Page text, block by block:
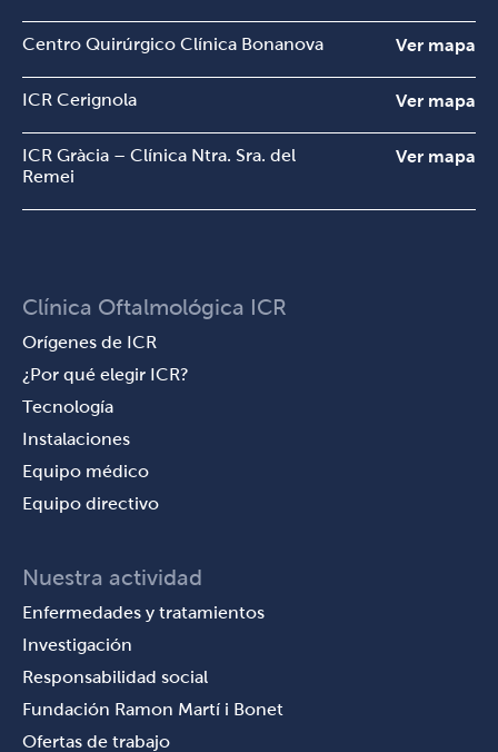
Centro Quirúrgico Clínica Bonanova Ver mapa
ICR Cerignola Ver mapa
ICR Gràcia – Clínica Ntra. Sra. del
Remei
Ver mapa
Clínica Oftalmológica ICR
Orígenes de ICR
¿Por qué elegir ICR?
Tecnología
Instalaciones
Equipo médico
Equipo directivo
Nuestra actividad
Enfermedades y tratamientos
Investigación
Responsabilidad social
Fundación Ramon Martí i Bonet
Ofertas de trabajo